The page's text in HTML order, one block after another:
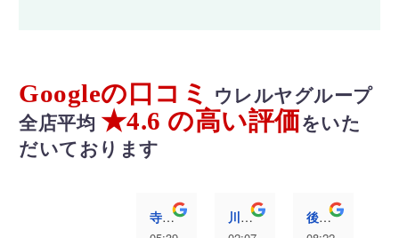
Googleの口コミ
ウレルヤグループ
全店平均 ★4.6 の高い評価をいた
だいております
寺澤愛弥 川村洸太 後藤むぎ